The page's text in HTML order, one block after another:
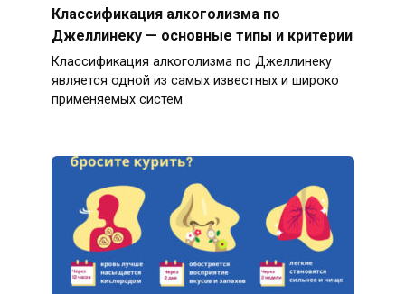
Классификация алкоголизма по
Джеллинеку — основные типы и критерии
Классификация алкоголизма по Джеллинеку
является одной из самых известных и широко
применяемых систем